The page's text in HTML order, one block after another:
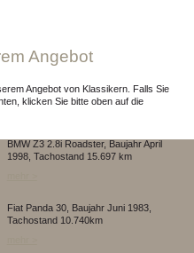
Angebot
Angebot von Klassikern. Falls Sie
klicken Sie bitte oben auf die
BMW Z3 2.8i Roadster, Baujahr April
1998, Tachostand 15.697 km
Fiat Panda 30, Baujahr Juni 1983,
Tachostand 10.740km